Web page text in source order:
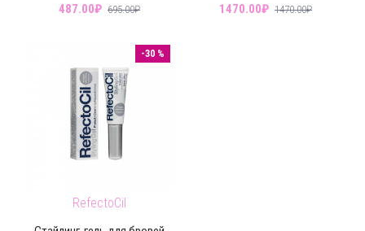
487.00₽ 695.00₽
1470.00₽ 1470.00₽
-30 %
RefectoCil